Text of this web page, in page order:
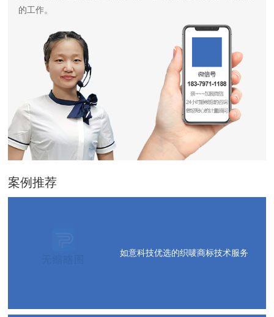
的工作。
案例推荐
如意科技优选的织唛商标技术服务